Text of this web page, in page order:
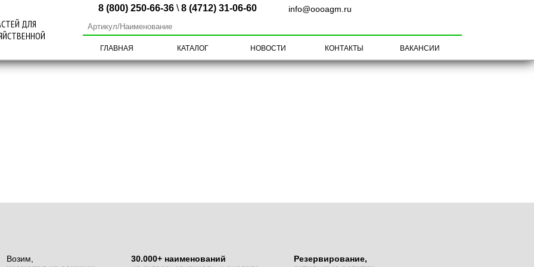
ДЛЯ
8 (800) 250-66-36 \ 8 (4712) 31-06-60 info@oooagm.ru
ГЛАВНАЯ КАТАЛОГ
ДЛЯ
ЗАПЧАСТИ ДЛЯ ДИСКОВЫХ
НОВОСТИ КОНТАКТЫ ВАКАНСИИ
Возим,
30.000+ наименований
Резервирование,